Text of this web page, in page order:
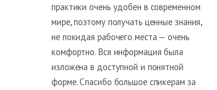
практики очень удобен в современном
мире, поэтому получать ценные знания,
не покидая рабочего места — очень
комфортно. Вся информация была
изложена в доступной и понятной
форме. Спасибо большое спикерам за